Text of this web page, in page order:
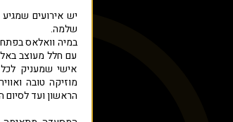
יש אירועים
שלמה.
במיה וואלאס
עם חלל מעוצב
אישי שמעניק לכל
מוזיקה טובה
הראשון ועד לסיום